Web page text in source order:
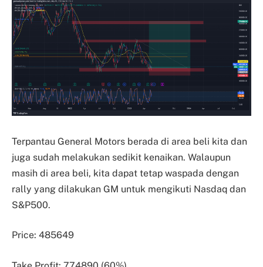
Terpantau General Motors berada di area beli kita dan
juga sudah melakukan sedikit kenaikan. Walaupun
masih di area beli, kita dapat tetap waspada dengan
rally yang dilakukan GM untuk mengikuti Nasdaq dan
S&P500.
Price: 485649